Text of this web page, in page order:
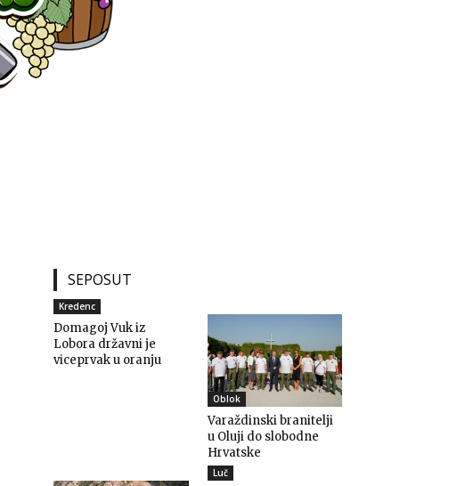
SEPOSUT
Kredenc
Domagoj Vuk iz
Lobora državni je
viceprvak u oranju
Oblok
Varaždinski branitelji
u Oluji do slobodne
Hrvatske
Luč